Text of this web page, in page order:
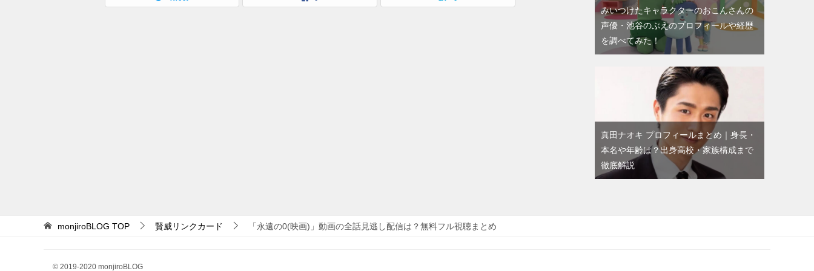
みいつけたキャラクターのおこんさんの
声優・池谷のぶえのプロフィールや経歴
を調べてみた！
真田ナオキ プロフィールまとめ｜身長・
本名や年齢は？出身高校・家族構成まで
徹底解説
monjiroBLOG TOP 賢威リンクカード 「永遠の0(映画)」動画の全話見逃し配信は？無料フル視聴まとめ
© 2019-2020 monjiroBLOG